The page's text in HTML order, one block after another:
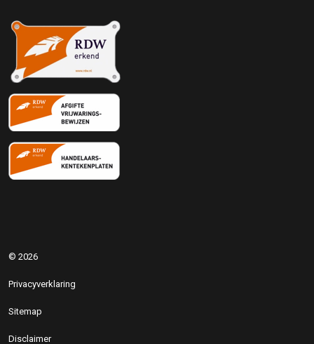
© 2026
Privacyverklaring
Sitemap
Disclaimer